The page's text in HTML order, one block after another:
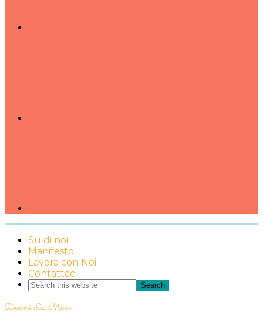
Su di noi
Manifesto
Lavora con Noi
Contattaci
Dammi La Mano